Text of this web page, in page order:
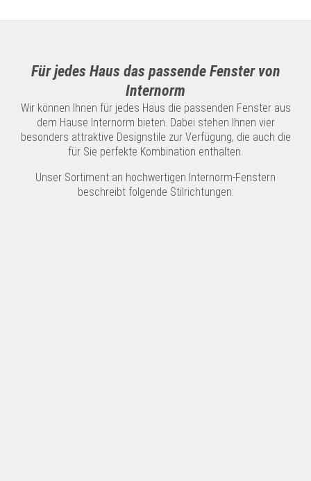
Für jedes Haus das passende Fenster von
Internorm
Wir können Ihnen für jedes Haus die passenden Fenster aus
dem Hause Internorm bieten. Dabei stehen Ihnen vier
besonders attraktive Designstile zur Verfügung, die auch die
für Sie perfekte Kombination enthalten.
Unser Sortiment an hochwertigen Internorm-Fenstern
beschreibt folgende Stilrichtungen: